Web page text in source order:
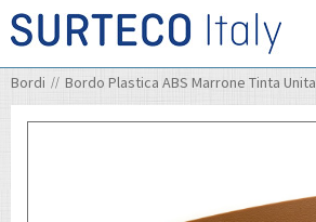
Bordi Bordo Plastica ABS Marrone Tinta Unita